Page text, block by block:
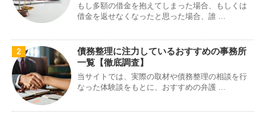
もし多額の借金を抱えてしまった場合、もしくは
借金を返せなくなったと思った場合、誰 ...
2
債務整理に注力しているおすすめの事務所
一覧【徹底調査】
当サイトでは、実際の取材や債務整理の相談を行
なった体験談をもとに、おすすめの弁護 ...